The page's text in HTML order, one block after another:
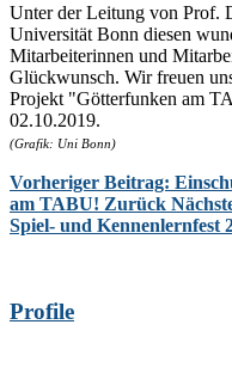
Unter der Leitung von Prof.
Universität Bonn diesen
Mitarbeiterinnen und
Glückwunsch. Wir freuen
Projekt "Götterfunken am
02.10.2019.
(Grafik: Uni Bonn)
Vorheriger Beitrag:
am TABU! Zurück
Spiel- und Kennenlernfest
Profile